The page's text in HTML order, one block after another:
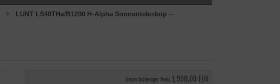
LUNT LS40THa/B1200 H-Alpha Sonnenteleskop --
Unser bisheriger Preis 1.998,00 EUR